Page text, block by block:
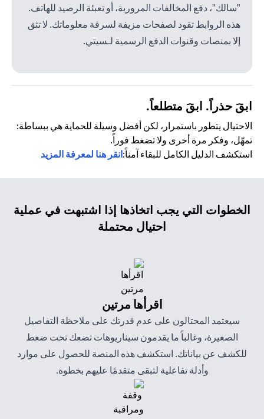
"سالك"، دفع المخالفات المرورية، أو تعبئة الرصيد للهاتف.
هذه الروابط تقود لصفحات مزيفة لسرقة معلوماتك. لا تثق
إلا بمنصات وقنوات الدفع الرسمية لـسيتي.
ابقَ حذراً. ابقَ متطلعاً.
الاحتيال يتطور باستمرار، لكن أفضل وسيلة للحماية هي ببساطة:
تمهّل، وفكر مرة أخرى ولا تضغط فوراً.
استكشف الدليل الكامل للبقاء آمناً:انقر هنا لمعرفة المزيد
الخطوات التي يجب اتخاذها إذا اشتبهت في عملية
احتيال محتملة
اقرأها مرتين
سيعتمد المحتالون على عدم قدرتك على ملاحظة التفاصيل
الصغيرة، وغالباً ما يقدمون سيناريوهات تضعك تحت ضغط
للكشف عن بياناتك. استكشف هذه المنصة للحصول على موارد
وأدلة تفاعلية لتبقى متقدمًا عليهم بخطوة.